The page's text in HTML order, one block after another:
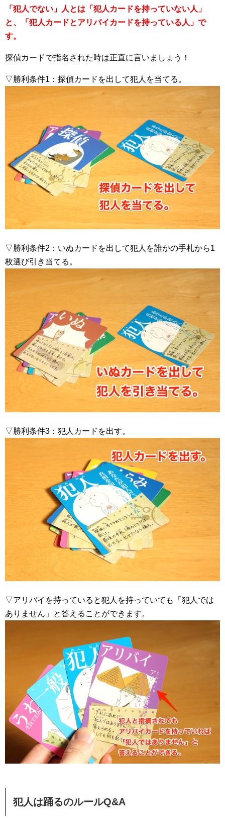
「犯人でない」人とは「犯人カードを持っていない人」
と、「犯人カードとアリバイカードを持っている人」で
す。
探偵カードで指名された時は正直に言いましょう！
▽勝利条件1：探偵カードを出して犯人を当てる。
▽勝利条件2：いぬカードを出して犯人を誰かの手札から1
枚選び引き当てる。
▽勝利条件3：犯人カードを出す。
▽アリバイを持っていると犯人を持っていても「犯人では
ありません」と答えることができます。
犯人は踊るのルールQ&A